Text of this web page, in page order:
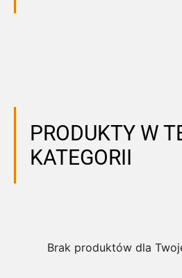
PRODUKTY W
KATEGORII
Brak produktów dla